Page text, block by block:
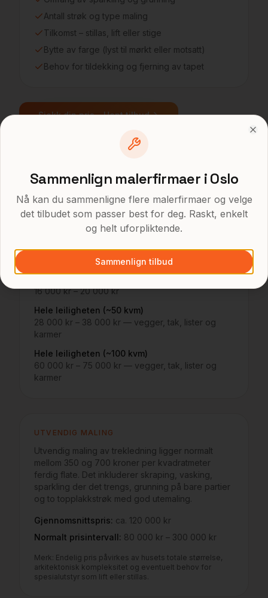
Antall strøk og type maling
Tilkomst – stillas, lift eller stige
Bytte av farge (lyst til mørkt eller motsatt)
Behov for tildekking og fjerning av tapet
Sjekk din pris – Hent tilbud
Majorstuen
INNVENDIG MALING
Lite rom (10 kvm gulvflate)
7 000 kr – 9 000 kr
16 000 kr – 20 000 kr
Hele leiligheten (~50 kvm)
28 000 kr – 38 000 kr — vegger, tak, lister og
karmer
Hele leiligheten (~100 kvm)
60 000 kr – 75 000 kr — vegger, tak, lister og
karmer
UTVENDIG MALING
Utvendig maling av trekledning ligger normalt
mellom 350 og 700 kroner per kvadratmeter
ferdig flate. Det inkluderer skraping, vasking,
sparkling der det trengs, grunning på bare partier
og to topplakkstrøk med god utemaling.
Gjennomsnittspris: ca. 120 000 kr
Normalt prisintervall: 80 000 kr – 300 000 kr
Merk: Endelig pris påvirkes av husets totale størrelse,
arkitektonisk kompleksitet og eventuelt behov for
spesialutstyr som lift eller stillas.
Sammenlign malerfirmaer i Oslo
Nå kan du sammenligne flere malerfirmaer og velge
det tilbudet som passer best for deg. Raskt, enkelt
og helt uforpliktende.
Sammenlign tilbud